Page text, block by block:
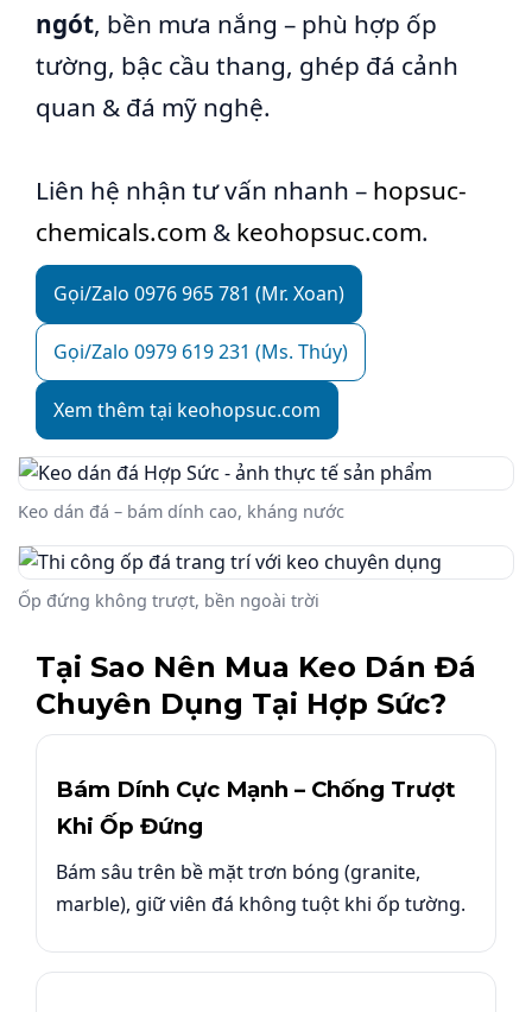
ngót, bền mưa nắng – phù hợp ốp
tường, bậc cầu thang, ghép đá cảnh
quan & đá mỹ nghệ.
Liên hệ nhận tư vấn nhanh – hopsuc-
chemicals.com & keohopsuc.com.
Gọi/Zalo 0976 965 781 (Mr. Xoan)
Gọi/Zalo 0979 619 231 (Ms. Thúy)
Xem thêm tại keohopsuc.com
Keo dán đá – bám dính cao, kháng nước
Ốp đứng không trượt, bền ngoài trời
Tại Sao Nên Mua Keo Dán Đá
Chuyên Dụng Tại Hợp Sức?
Bám Dính Cực Mạnh – Chống Trượt
Khi Ốp Đứng
Bám sâu trên bề mặt trơn bóng (granite,
marble), giữ viên đá không tuột khi ốp tường.